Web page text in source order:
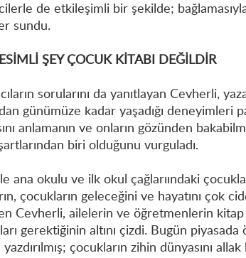
de etkileşimli bir şekilde;
sundu.
ŞEY ÇOCUK KİTABI DEĞİLDİR
sorularını da yanıtlayan Cevherli,
günümüze kadar yaşadığı deneyimleri
anlamanın ve onların gözünden
biri olduğunu vurguladı.
ana okulu ve ilk okul çağlarıındaki
çocukların geleceğini ve hayatını çok
Cevherli, ailelerin ve öğretmenlerin kitap
gerektiğinin altını çizdi. Bugün
yazdırılmış; çocukların zihin dünyasını